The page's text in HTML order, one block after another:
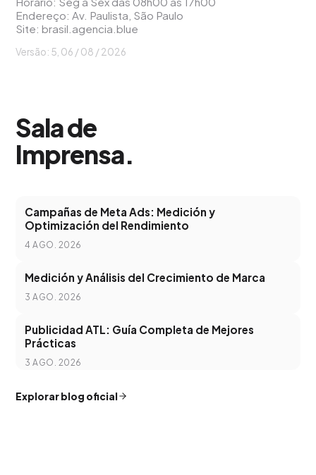
Endereço: Av. Paulista, São Paulo
Site:brasil.agencia.blue
Versão: 5, 06 / 08 / 2026
Sala de
Imprensa.
Campañas de Meta Ads: Medición y
Optimización del Rendimiento
4 AGO. 2026
Medición y Análisis del Crecimiento de Marca
3 AGO. 2026
Publicidad ATL: Guía Completa de Mejores
Prácticas
3 AGO. 2026
Explorar blog oficial